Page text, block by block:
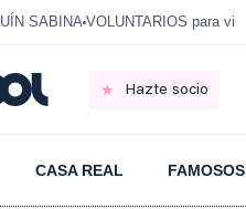
SABINA VOLUNTARIOS para
Hazte socio
CASA REAL FAMOSOS